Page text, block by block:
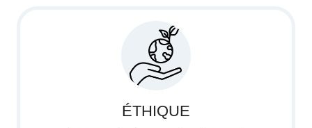
ÉTHIQUE